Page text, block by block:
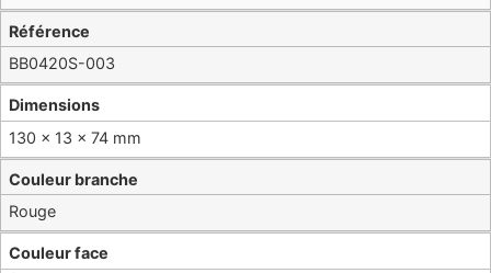
Référence
BB0420S-003
Dimensions
130 × 13 × 74 mm
Couleur branche
Rouge
Couleur face